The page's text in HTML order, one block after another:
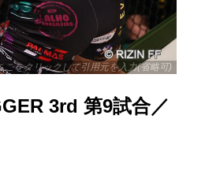
をクリックして引用元を入力(省略可)
3rd 第9試合／